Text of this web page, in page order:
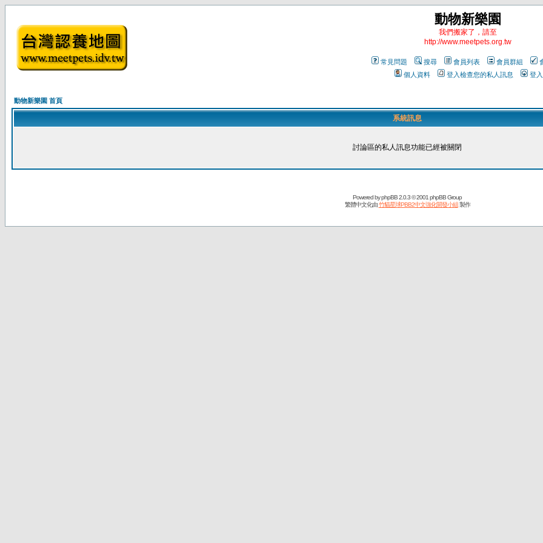
動物新樂園
我們搬家了，請至
http://www.meetpets.org.tw
常見問題 搜尋 會員列表 會員群組
個人資料
登入檢查您的私人訊息 登入
動物新樂園 首頁
系統訊息
討論區的私人訊息功能已經被關閉
Powered byphpBB2.0.3 © 2001 phpBB Group
繁體中文化由竹貓星球PBB2中文強化開發小組製作